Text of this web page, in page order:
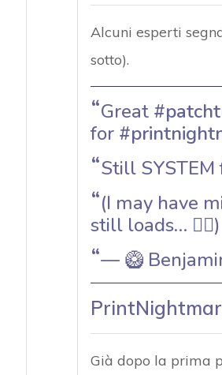
Alcuni esperti
sotto).
Great
for
Still
(I may have
still loads… 🤷‍♂️)
— 🥝
Già dopo la prima